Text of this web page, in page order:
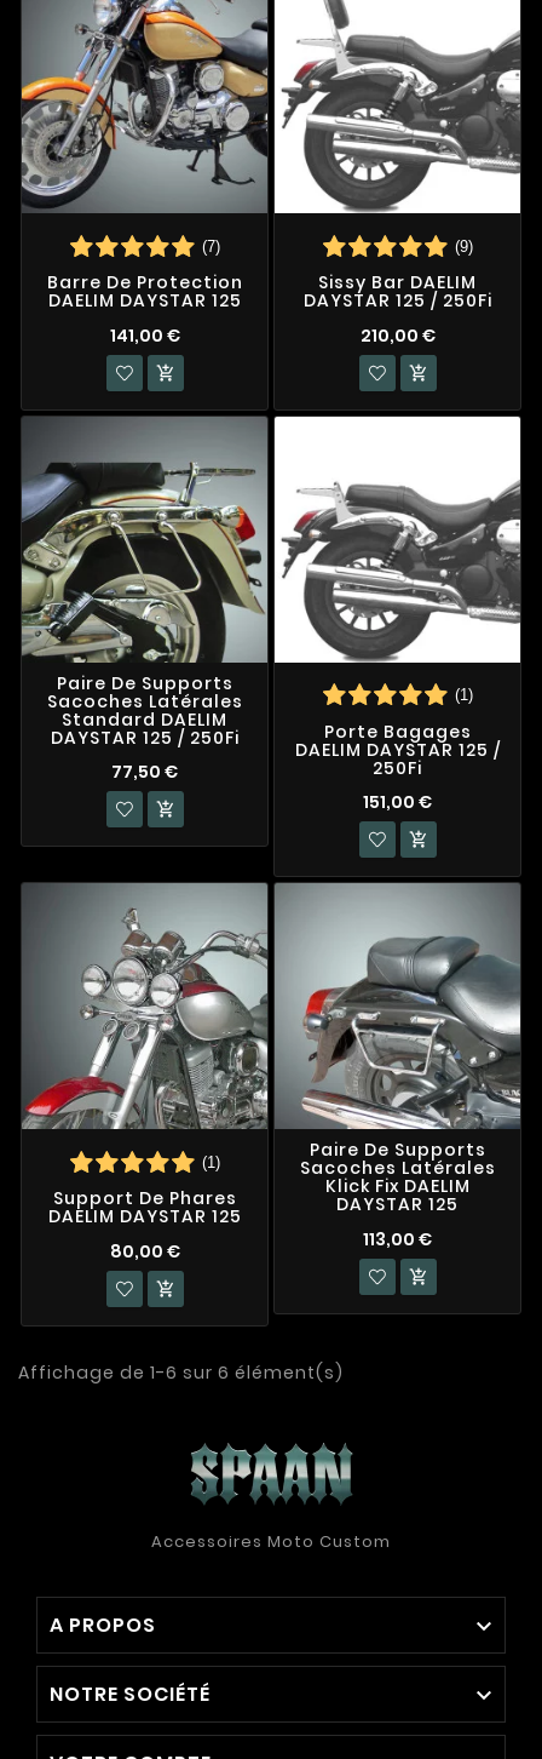
(7)
Barre De Protection
DAELIM DAYSTAR 125
141,00 €

(9)
Sissy Bar DAELIM
DAYSTAR 125 / 250Fi
210,00 €

Paire De Supports
Sacoches Latérales
Standard DAELIM
DAYSTAR 125 / 250Fi
77,50 €

(1)
Porte Bagages
DAELIM DAYSTAR 125 /
250Fi
151,00 €

(1)
Support De Phares
DAELIM DAYSTAR 125
80,00 €

Paire De Supports
Sacoches Latérales
Klick Fix DAELIM
DAYSTAR 125
113,00 €

Affichage de 1-6 sur 6 élément(s)
Accessoires Moto Custom
A PROPOS 
NOTRE SOCIÉTÉ 